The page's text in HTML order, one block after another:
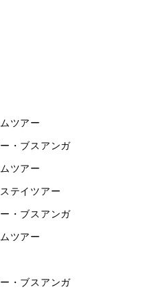
ツアー
・ブスアンガ
ツアー
テイツアー
・ブスアンガ
ツアー
・ブスアンガ